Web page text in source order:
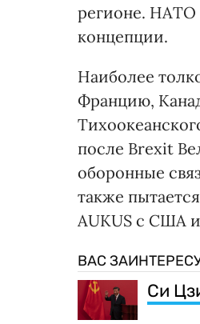
регионе. НАТО
концепции.
Наиболее
Францию,
после Brexit
оборонные
также
AUKUS с США
ВАС
Си